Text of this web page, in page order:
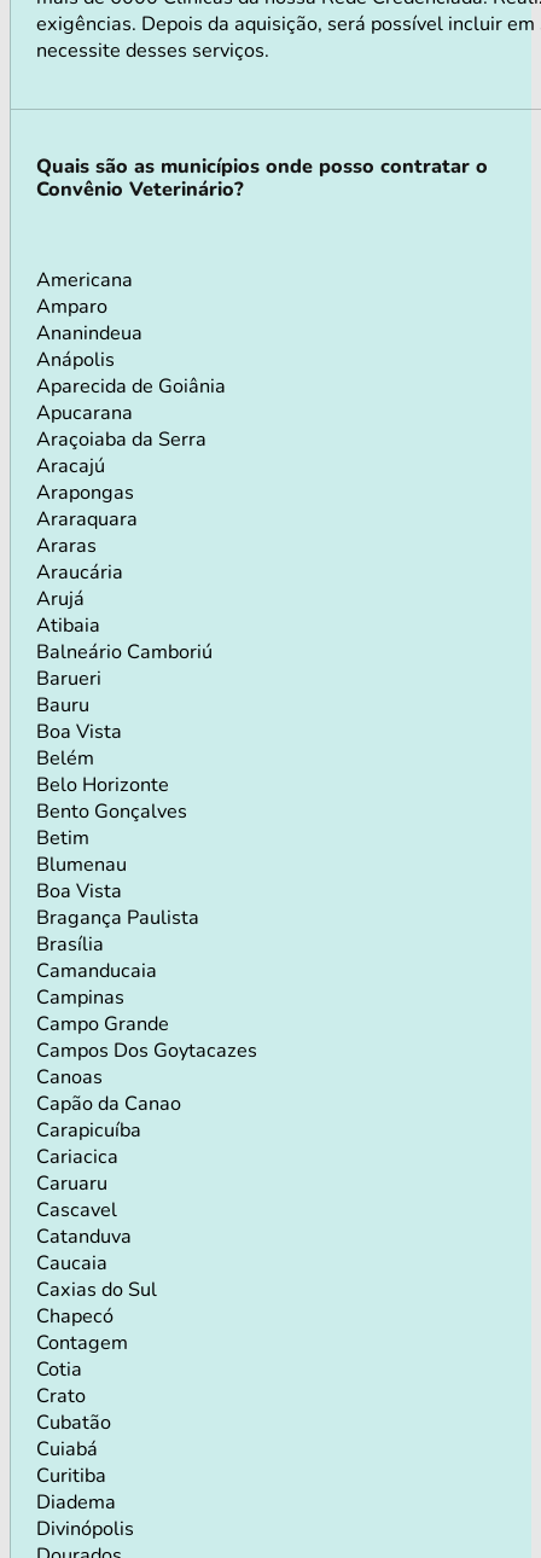
exigências. Depois da aquisição, será possível incluir
necessite desses serviços.
Quais são as municípios onde posso contratar o
Convênio Veterinário?
Americana
Amparo
Ananindeua
Anápolis
Aparecida de Goiânia
Apucarana
Araçoiaba da Serra
Aracajú
Arapongas
Araraquara
Araras
Araucária
Arujá
Atibaia
Balneário Camboriú
Barueri
Bauru
Boa Vista
Belém
Belo Horizonte
Bento Gonçalves
Betim
Blumenau
Boa Vista
Bragança Paulista
Brasília
Camanducaia
Campinas
Campo Grande
Campos Dos Goytacazes
Canoas
Capão da Canao
Carapicuíba
Cariacica
Caruaru
Cascavel
Catanduva
Caucaia
Caxias do Sul
Chapecó
Contagem
Cotia
Crato
Cubatão
Cuiabá
Curitiba
Diadema
Divinópolis